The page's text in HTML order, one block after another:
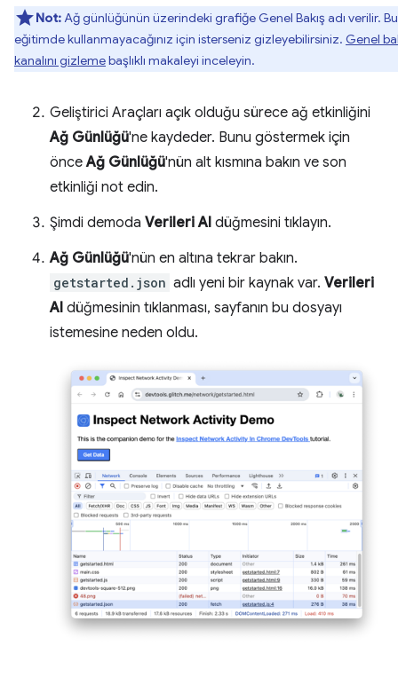
Not:Ağ günlüğünün üzerindeki grafiğe Genel Bakış adı verilir. Bu
eğitimde kullanmayacağınız için isterseniz gizleyebilirsiniz. Genel
kanalını gizlemebaşlıklı makaleyi inceleyin.
Geliştirici Araçları açık olduğu sürece ağ etkinliğini
Ağ Günlüğü'ne kaydeder. Bunu göstermek için
önceAğ Günlüğü'nün alt kısmına bakın ve son
etkinliği not edin.
Şimdi demoda Verileri Al düğmesini tıklayın.
Ağ Günlüğü'nün en altına tekrar bakın.
getstarted.json adlı yeni bir kaynak var. Verileri
Al düğmesinin tıklanması, sayfanın bu dosyayı
istemesine neden oldu.